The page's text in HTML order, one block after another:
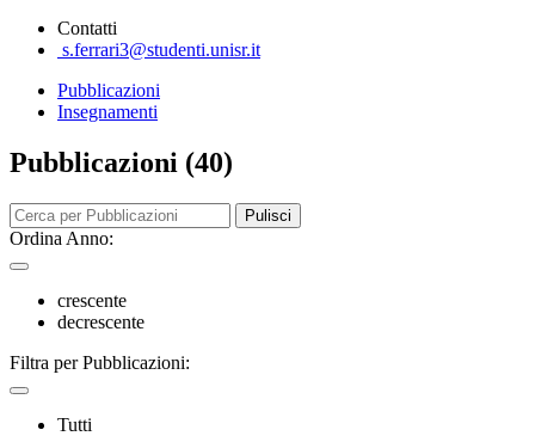
Contatti
s.ferrari3@studenti.unisr.it
Pubblicazioni
Insegnamenti
Pubblicazioni (40)
Pulisci
Ordina Anno:
crescente
decrescente
Filtra per Pubblicazioni:
Tutti